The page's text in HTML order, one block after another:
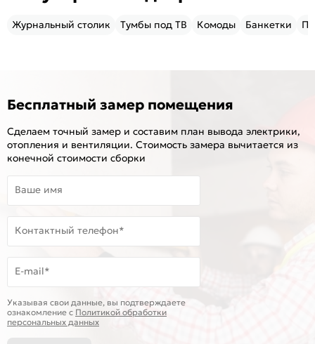
Журнальный столик Тумбы под ТВ Комоды Банкетки
Бесплатный замер помещения
Сделаем точный замер и составим план вывода электрики,
отопления и вентиляции. Стоимость замера вычитается из
конечной стоимости сборки
Ваше имя
Контактный телефон*
E-mail*
Указывая свои данные, вы подтверждаете
ознакомление c Политикой обработки
персональных данных